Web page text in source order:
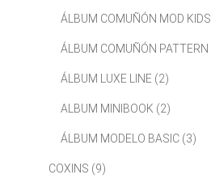
ÁLBUM COMUÑÓN MOD KIDS
ÁLBUM COMUÑÓN PATTERN
ÁLBUM LUXE LINE (2)
ALBUM MINIBOOK (2)
ÁLBUM MODELO BASIC (3)
COXINS (9)